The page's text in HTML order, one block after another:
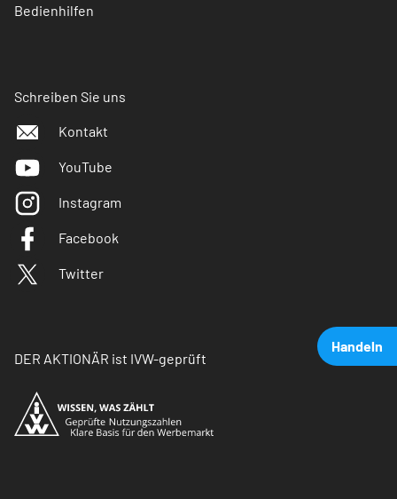
Handeln
Bedienhilfen
Schreiben Sie uns
Kontakt
YouTube
Instagram
Facebook
Twitter
DER AKTIONÄR ist IVW-geprüft